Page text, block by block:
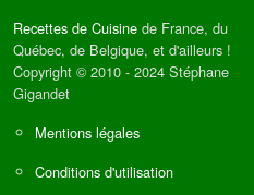
Recettes de Cuisine de France, du
Québec, de Belgique, et d'ailleurs !
Copyright © 2010 - 2024 Stéphane
Gigandet
Mentions légales
Conditions d'utilisation